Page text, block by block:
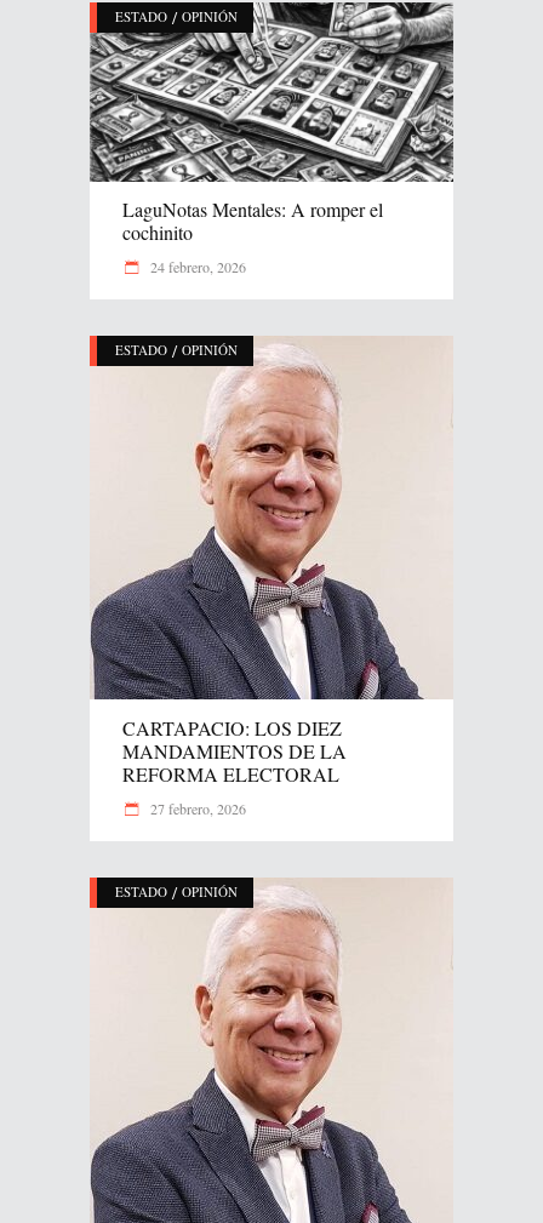
ESTADO / OPINIÓN
LaguNotas Mentales: A romper el
cochinito
24 febrero, 2026
ESTADO / OPINIÓN
CARTAPACIO: LOS DIEZ
MANDAMIENTOS DE LA
REFORMA ELECTORAL
27 febrero, 2026
ESTADO / OPINIÓN